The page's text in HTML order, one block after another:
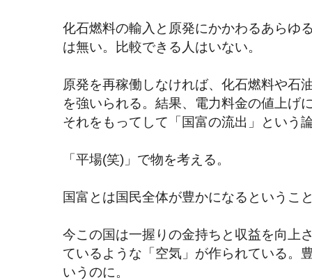
化石燃料の輸入と原発にかかわるあらゆ
は無い。比較できる人はいない。
原発を再稼働しなければ、化石燃料や石
を強いられる。結果、電力料金の値上げ
それをもってして「国富の流出」という
「平場(笑)」で物を考える。
国富とは国民全体が豊かになるというこ
今この国は一握りの金持ちと収益を向上
ているような「空気」が作られている。
いうのに。